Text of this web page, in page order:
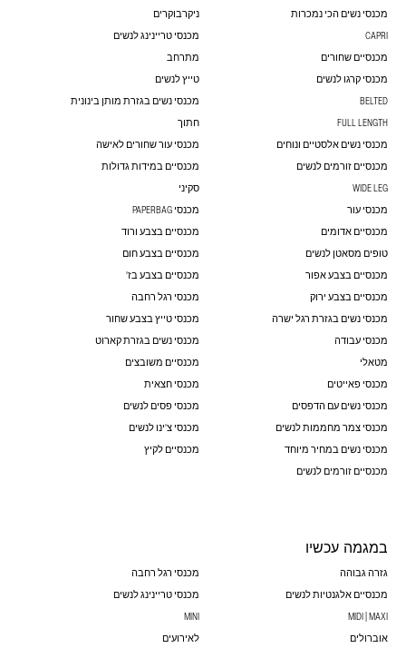
מכנסי נשים הכי נמכרות
ניקרבוקרים
CAPRI
מכנסי טריינינג לנשים
מכנסיים שחורים
מתרחב
מכנסי קרגו לנשים
טייץ לנשים
BELTED
מכנסי נשים בגזרת מותן בינונית
FULL LENGTH
חתוך
מכנסי נשים אלסטיים ונוחים
מכנסי עור שחורים לאישה
מכנסיים זורמים לנשים
מכנסיים במידות גדולות
WIDE LEG
סקיני
מכנסי עור
מכנסי PAPERBAG
מכנסיים אדומים
מכנסיים בצבע ורוד
טופים מסאטן לנשים
מכנסיים בצבע חום
מכנסיים בצבע אפור
מכנסיים בצבע בז'
מכנסיים בצבע ירוק
מכנסי רגל רחבה
מכנסי נשים בגזרת רגל ישרה
מכנסי טייץ בצבע שחור
מכנסי עבודה
מכנסי נשים בגזרת קארוט
מטאלי
מכנסיים משובצים
מכנסי פאייטים
מכנסי חצאית
מכנסי נשים עם הדפסים
מכנסי פסים לנשים
מכנסי צמר מחממות לנשים
מכנסי צ'ינו לנשים
מכנסי נשים במחיר מיוחד
מכנסיים לקיץ
מכנסיים זורמים לנשים
במגמה עכשיו
גזרה גבוהה
מכנסי רגל רחבה
מכנסיים אלגנטיות לנשים
מכנסי טריינינג לנשים
MIDI | MAXI
MINI
אוברולים
לאירועים